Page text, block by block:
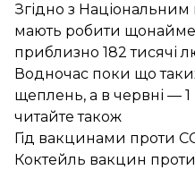
Згідно з Національним
мають робити
приблизно 182 тисячі
Водночас поки що
щеплень, а в червні — 1
читайте також
Гід вакцинами проти
Коктейль вакцин проти